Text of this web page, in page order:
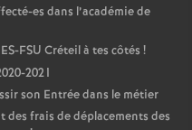
es dans l’académie de
-FSU Créteil à tes côtés !
2021
son Entrée dans le métier
des frais de déplacements des